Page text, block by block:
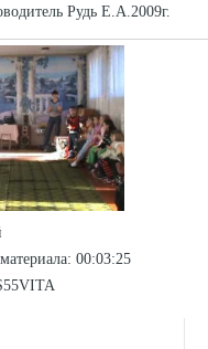
Рудь Е.А.2009г.
: 00:03:25